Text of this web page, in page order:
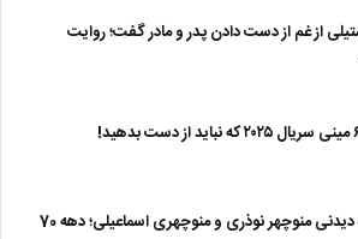
از غم از دست دادن پدر و مادر گفت؛ روایت
منوچهر نوذری و منوچهری اسماعیلی؛ دهه 70